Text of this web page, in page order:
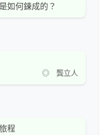
如何鍊成的？
◎ 龔立人
程